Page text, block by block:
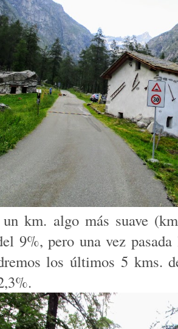
km. algo más suave
9%, pero una vez
los últimos 5 kms.